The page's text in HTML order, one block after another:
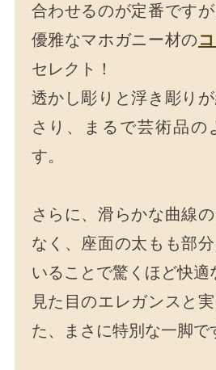
合わせるのが定番です
優雅なマホガニー材の
セレクト！
透かし彫りと浮き彫り
さり、まるで芸術品の
す。
さらに、滑らかな曲線
なく、座面の太もも部
いることで驚くほど快適
見た目のエレガンスと
た、まさに特別な一脚で